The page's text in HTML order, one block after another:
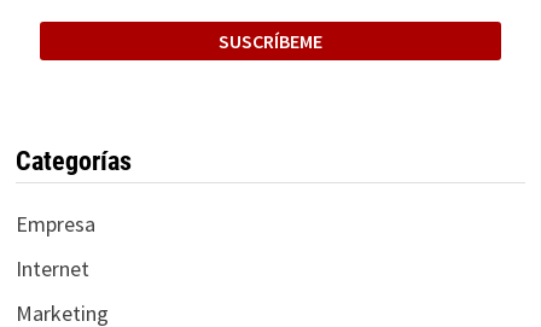
Categorías
Empresa
Internet
Marketing